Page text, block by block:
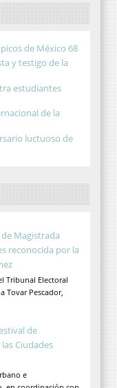
de México 68
y testigo de la
estudiantes
de la
luctuoso de
Magistrada
reconocida por la
Tribunal Electoral
Tovar Pescador,
de
Ciudades
e